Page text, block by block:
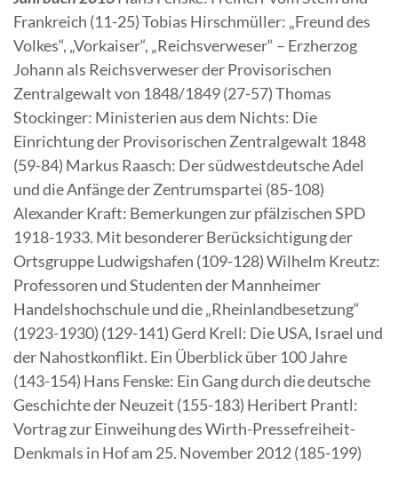
Frankreich (11-25) Tobias Hirschmüller: „Freund des
Volkes“, „Vorkaiser“, „Reichsverweser“ – Erzherzog
Johann als Reichsverweser der Provisorischen
Zentralgewalt von 1848/1849 (27-57) Thomas
Stockinger: Ministerien aus dem Nichts: Die
Einrichtung der Provisorischen Zentralgewalt 1848
(59-84) Markus Raasch: Der südwestdeutsche Adel
und die Anfänge der Zentrumspartei (85-108)
Alexander Kraft: Bemerkungen zur pfälzischen SPD
1918-1933. Mit besonderer Berücksichtigung der
Ortsgruppe Ludwigshafen (109-128) Wilhelm Kreutz:
Professoren und Studenten der Mannheimer
Handelshochschule und die „Rheinlandbesetzung“
(1923-1930) (129-141) Gerd Krell: Die USA, Israel und
der Nahostkonflikt. Ein Überblick über 100 Jahre
(143-154) Hans Fenske: Ein Gang durch die deutsche
Geschichte der Neuzeit (155-183) Heribert Prantl:
Vortrag zur Einweihung des Wirth-Pressefreiheit-
Denkmals in Hof am 25. November 2012 (185-199)